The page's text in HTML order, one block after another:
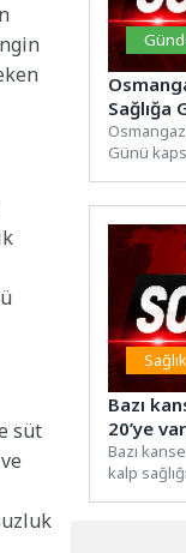
süt
Sağlığa
Günü
Sağlık
Bazı
20’ye
Bazı
kalp